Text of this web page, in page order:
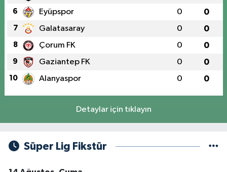
6 Eyüpspor 0 0
7 Galatasaray 0 0
8 Çorum FK 0 0
9 Gaziantep FK 0 0
10 Alanyaspor 0 0
Detaylar için tıklayın
Süper Lig Fikstür